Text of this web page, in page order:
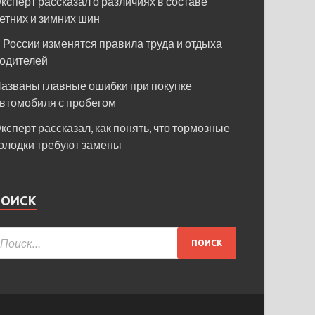
и зимних шин
России изменятся правила труда и отдыха
главные ошибки при покупке
с пробегом
рассказал, как понять, что тормозные
требуют замены